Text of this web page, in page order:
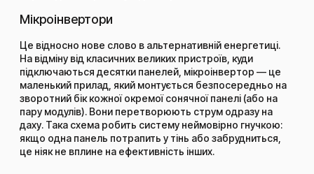
Мікроінвертори
Це відносно нове слово в альтернативній енергетиці.
На відміну від класичних великих пристроїв, куди
підключаються десятки панелей, мікроінвертор — це
маленький прилад, який монтується безпосередньо на
зворотний бік кожної окремої сонячної панелі (або на
пару модулів). Вони перетворюють струм одразу на
даху. Така схема робить систему неймовірно гнучкою:
якщо одна панель потрапить у тінь або забрудниться,
це ніяк не вплине на ефективність інших.